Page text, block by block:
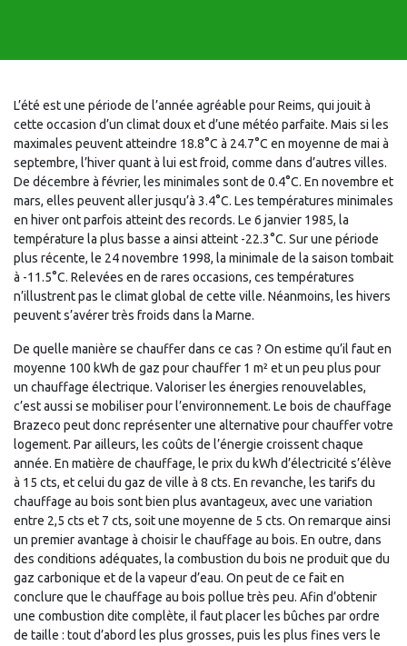
L’été est une période de l’année agréable pour Reims, qui jouit à
cette occasion d’un climat doux et d’une météo parfaite. Mais si les
maximales peuvent atteindre 18.8°C à 24.7°C en moyenne de mai à
septembre, l’hiver quant à lui est froid, comme dans d’autres villes.
De décembre à février, les minimales sont de 0.4°C. En novembre et
mars, elles peuvent aller jusqu’à 3.4°C. Les températures minimales
en hiver ont parfois atteint des records. Le 6 janvier 1985, la
température la plus basse a ainsi atteint -22.3°C. Sur une période
plus récente, le 24 novembre 1998, la minimale de la saison tombait
à -11.5°C. Relevées en de rares occasions, ces températures
n’illustrent pas le climat global de cette ville. Néanmoins, les hivers
peuvent s’avérer très froids dans la Marne.
De quelle manière se chauffer dans ce cas ? On estime qu’il faut en
moyenne 100 kWh de gaz pour chauffer 1 m² et un peu plus pour
un chauffage électrique. Valoriser les énergies renouvelables,
c’est aussi se mobiliser pour l’environnement. Le bois de chauffage
Brazeco peut donc représenter une alternative pour chauffer votre
logement. Par ailleurs, les coûts de l’énergie croissent chaque
année. En matière de chauffage, le prix du kWh d’électricité s’élève
à 15 cts, et celui du gaz de ville à 8 cts. En revanche, les tarifs du
chauffage au bois sont bien plus avantageux, avec une variation
entre 2,5 cts et 7 cts, soit une moyenne de 5 cts. On remarque ainsi
un premier avantage à choisir le chauffage au bois. En outre, dans
des conditions adéquates, la combustion du bois ne produit que du
gaz carbonique et de la vapeur d’eau. On peut de ce fait en
conclure que le chauffage au bois pollue très peu. Afin d’obtenir
une combustion dite complète, il faut placer les bûches par ordre
de taille : tout d’abord les plus grosses, puis les plus fines vers le